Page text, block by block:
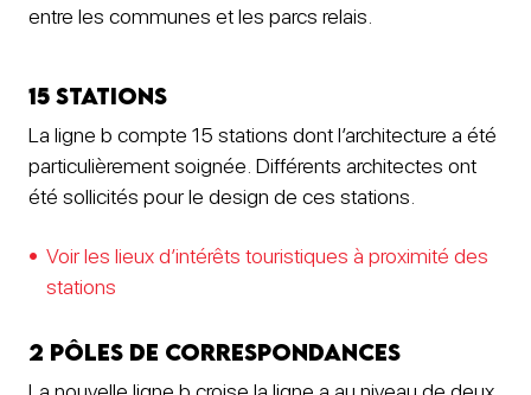
entre les communes et les parcs relais.
15 stations
La ligne b compte 15 stations dont l’architecture a été
particulièrement soignée. Différents architectes ont
été sollicités pour le design de ces stations.
Voir les lieux d’intérêts touristiques à proximité des
stations
2 pôles de correspondances